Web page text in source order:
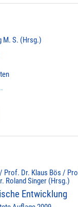
M. S. (Hrsg.)
Prof. Dr. Klaus Bös /
Roland Singer (Hrsg.)
Entwicklung